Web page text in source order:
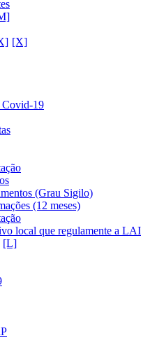
Covid-19
(Grau Sigilo)
(12 meses)
local que regulamente a LAI